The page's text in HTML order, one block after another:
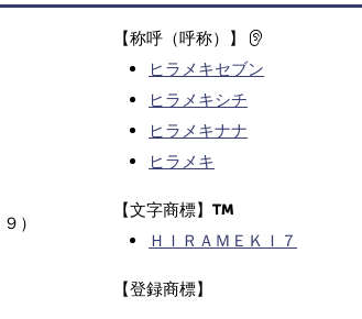
）
【称呼（呼称）】
ヒラメキセブン
ヒラメキシチ
ヒラメキナナ
ヒラメキ
【文字商標】
ＨＩＲＡＭＥＫＩ７
【登録商標】